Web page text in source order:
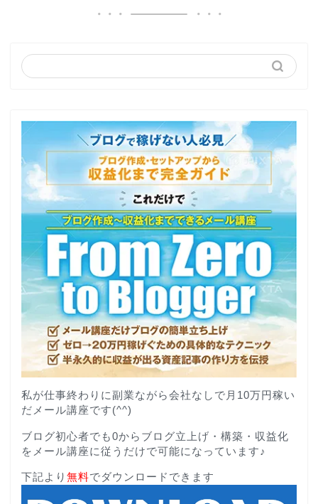
私が仕事終わりに副業ながら会社なしで月10万円稼い
だメール講座です(^^)
ブログ初心者でも0からブログ立上げ・構築・収益化
をメール講座に従うだけで可能になっています♪
下記より 無料でダウンロードできます